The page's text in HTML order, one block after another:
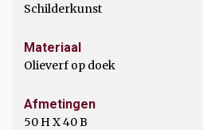
Schilderkunst
Materiaal
Olieverf op doek
Afmetingen
50 H X 40 B